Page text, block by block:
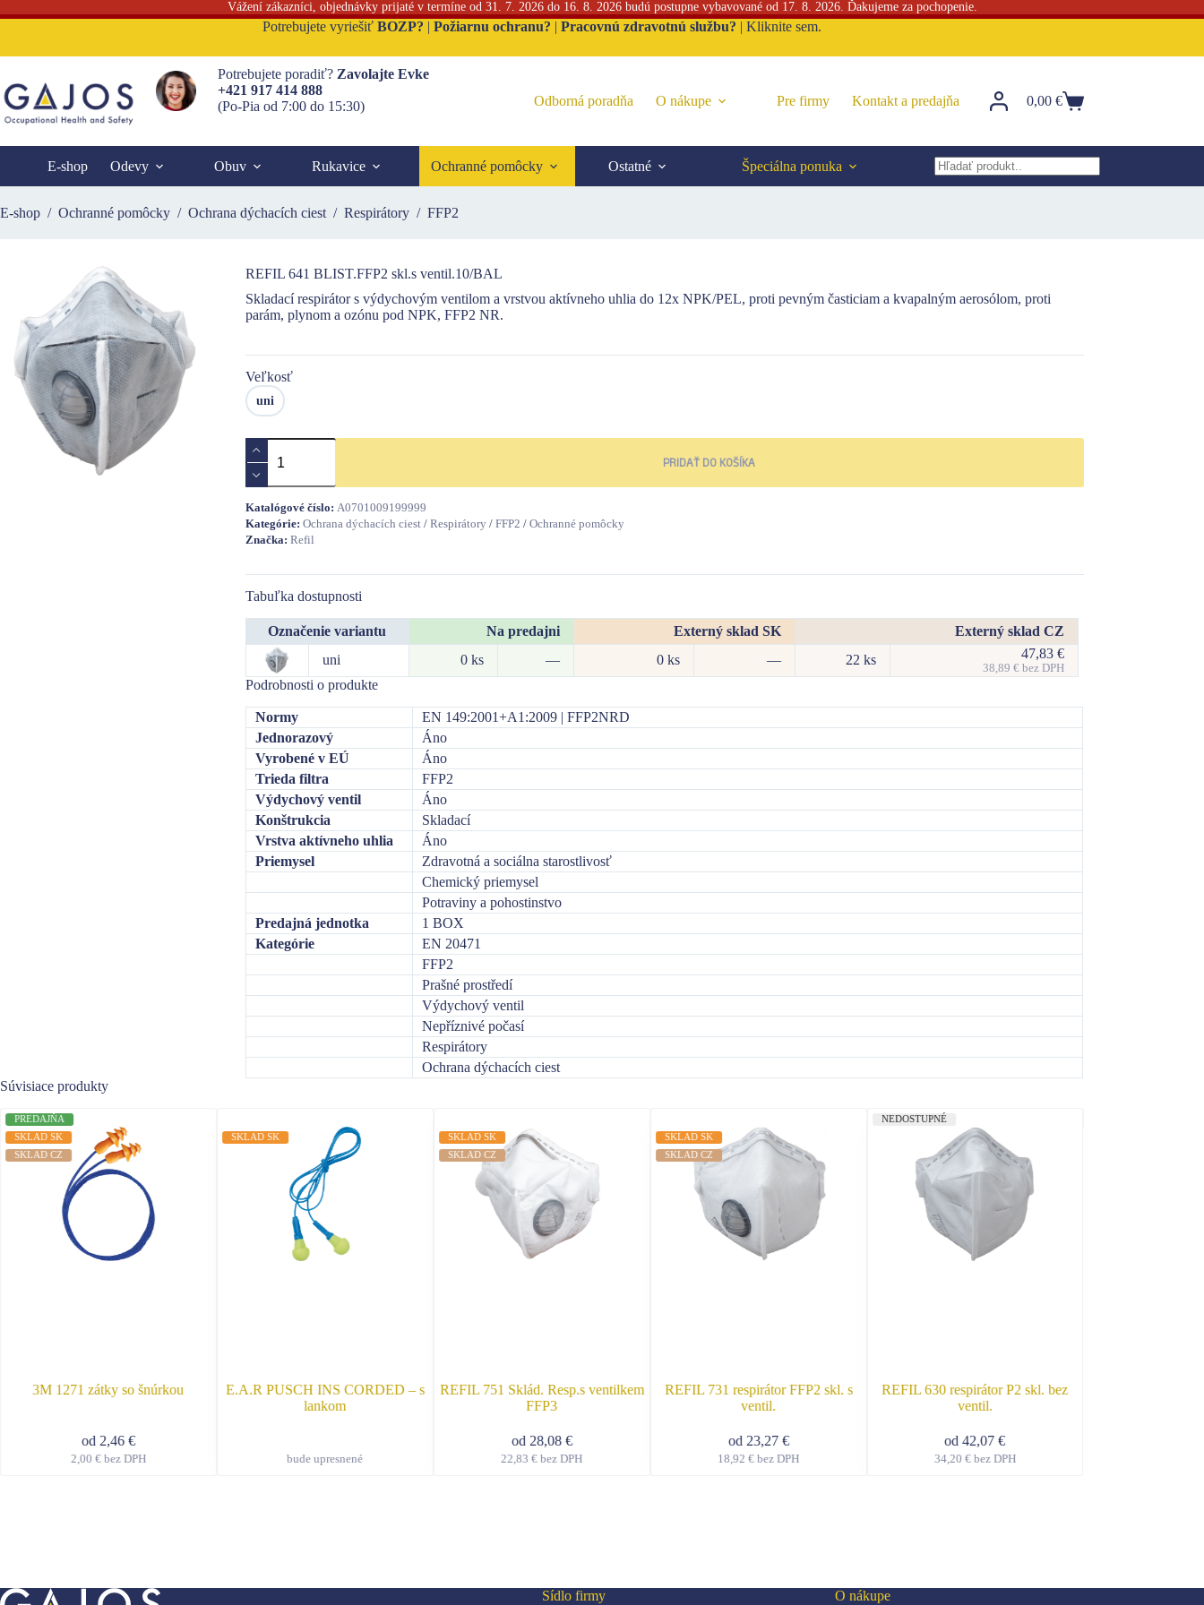
Vážení zákazníci, objednávky prijaté v termíne od 31. 7. 2026 do 16. 8. 2026 budú postupne vybavované od 17. 8. 2026. Ďakujeme za pochopenie.
content
Potrebujete vyriešiť BOZP? | Požiarnu ochranu? | Pracovnú zdravotnú službu? | Kliknite sem.
Potrebujete poradiť? Zavolajte Evke
+421 917 414 888
(Po-Pia od 7:00 do 15:30)
Odborná poradňa O nákupe Pre firmy Kontakt a predajňa
Nákupný
0,00 €
E-shop Odevy Obuv Rukavice Ochranné pomôcky Ostatné
Špeciálna ponuka
E-shop / Ochranné pomôcky / Ochrana dýchacích ciest / Respirátory / FFP2
REFIL 641 BLIST.FFP2 skl.s ventil.10/BAL
Skladací respirátor s výdychovým ventilom a vrstvou aktívneho uhlia do 12x NPK/PEL, proti pevným časticiam a kvapalným aerosólom, proti
parám, plynom a ozónu pod NPK, FFP2 NR.
Veľkosť
uni
množstvo
REFIL
641
skl.s
ventil.10/BAL
PRIDAŤ DO KOŠÍKA
Katalógové číslo: A0701009199999
Kategórie: Ochrana dýchacích ciest/ Respirátory/ FFP2 / Ochranné pomôcky
Značka: Refil
Tabuľka dostupnosti
Označenie variantu Na predajni Externý sklad SK
Externý sklad CZ
uni
0 ks — 0 ks — 22 ks 47,83 €
38,89 €bez DPH
Podrobnosti o produkte
Normy
EN 149:2001+A1:2009 | FFP2NRD
Jednorazový
Áno
Vyrobené v EÚ
Áno
Trieda filtra
FFP2
Výdychový ventil
Áno
Konštrukcia
Skladací
Vrstva aktívneho uhlia
Áno
Priemysel
Zdravotná a sociálna starostlivosť
Chemický priemysel
Potraviny a pohostinstvo
Predajná jednotka
1 BOX
Kategórie
EN 20471
FFP2
Prašné prostředí
Výdychový ventil
Nepříznivé počasí
Respirátory
Ochrana dýchacích ciest
Súvisiace produkty
PREDAJŇA
SKLAD SK
SKLAD CZ
3M 1271 zátky so šnúrkou
od 2,46 €
2,00 €bez DPH
vybrať
SKLAD SK
E.A.R PUSCH INS CORDED – s
lankom
bude upresnené
SKLAD SK
SKLAD CZ
REFIL 751 Sklád. Resp.s ventilkem
FFP3
od 28,08 €
22,83€ bez DPH
vybrať
SKLAD SK
SKLAD CZ
REFIL 731 respirátor FFP2 skl. s
ventil.
od 23,27 €
18,92€ bez DPH
vybrať
NEDOSTUPNÉ
REFIL 630 respirátor P2 skl. bez
ventil.
od42,07€
34,20€ bez DPH
Sídlo firmy O nákupe